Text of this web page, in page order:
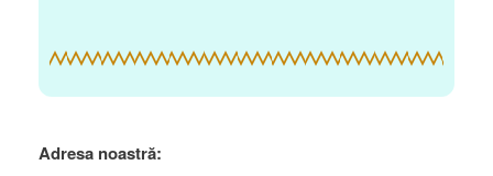
Adresa noastră: